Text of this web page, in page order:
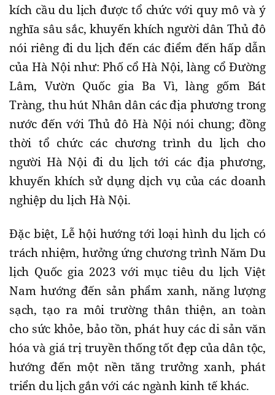
kích cầu du lịch được tổ chức với quy mô và ý
nghĩa sâu sắc, khuyến khích người dân Thủ đô
nói riêng đi du lịch đến các điểm đến hấp dẫn
của Hà Nội như: Phố cổ Hà Nội, làng cổ Đường
Lâm, Vườn Quốc gia Ba Vì, làng gốm Bát
Tràng, thu hút Nhân dân các địa phương trong
nước đến với Thủ đô Hà Nội nói chung; đồng
thời tổ chức các chương trình du lịch cho
người Hà Nội đi du lịch tới các địa phương,
khuyến khích sử dụng dịch vụ của các doanh
nghiệp du lịch Hà Nội.
Đặc biệt, Lễ hội hướng tới loại hình du lịch có
trách nhiệm, hưởng ứng chương trình Năm Du
lịch Quốc gia 2023 với mục tiêu du lịch Việt
Nam hướng đến sản phẩm xanh, năng lượng
sạch, tạo ra môi trường thân thiện, an toàn
cho sức khỏe, bảo tồn, phát huy các di sản văn
hóa và giá trị truyền thống tốt đẹp của dân tộc,
hướng đến một nền tăng trưởng xanh, phát
triển du lịch gắn với các ngành kinh tế khác.